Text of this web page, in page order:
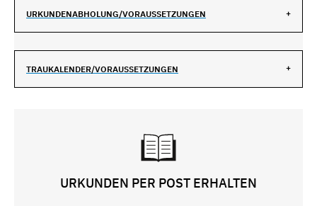
URKUNDENABHOLUNG/VORAUSSETZUNGEN
TRAUKALENDER/VORAUSSETZUNGEN
URKUNDEN PER POST ERHALTEN